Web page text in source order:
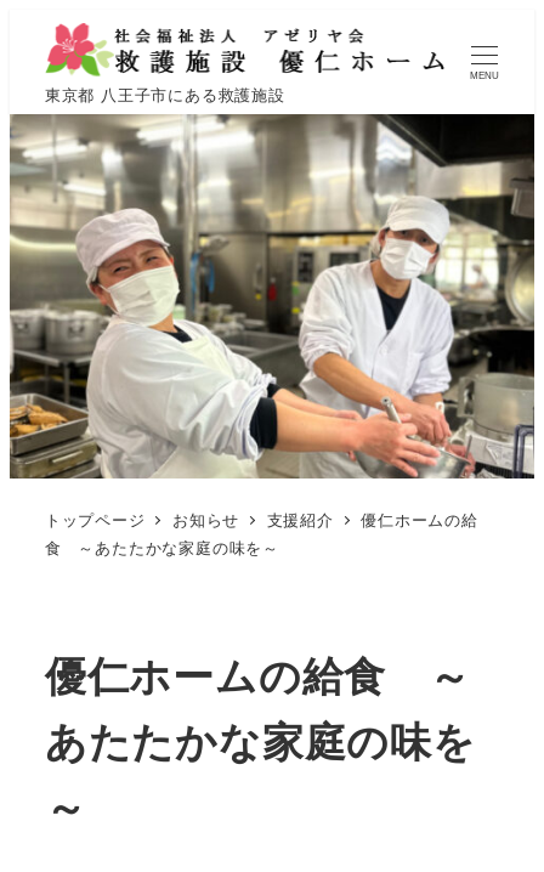
東京都 八王子市にある救護施設
MENU
トップページ お知らせ 支援紹介
優仁ホームの給
食 ～あたたかな家庭の味を～
優仁ホームの給食 ～
あたたかな家庭の味を
～